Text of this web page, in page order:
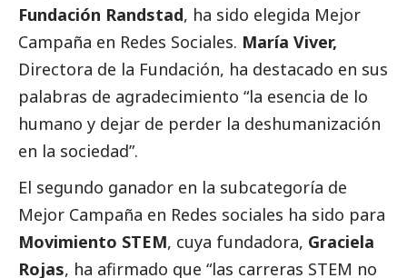
Fundación Randstad, ha sido elegida Mejor
Campaña en Redes Sociales. María Viver,
Directora de la Fundación, ha destacado en sus
palabras de agradecimiento “la esencia de lo
humano y dejar de perder la deshumanización
en la sociedad”.
El segundo ganador en la subcategoría de
Mejor Campaña en Redes sociales ha sido para
Movimiento STEM, cuya fundadora, Graciela
Rojas, ha afirmado que “las carreras STEM no